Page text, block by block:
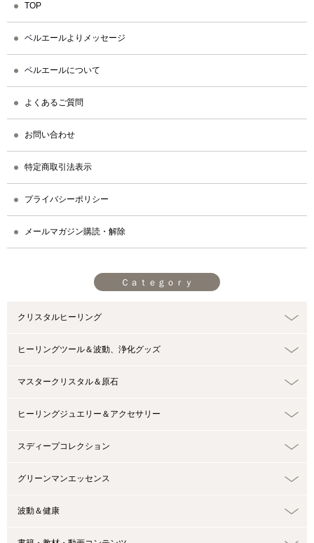
TOP
ベルエールよりメッセージ
ベルエールについて
よくあるご質問
お問い合わせ
特定商取引法表示
プライバシーポリシー
メールマガジン購読・解除
Ｃａｔｅｇｏｒｙ
クリスタルヒーリング
ヒーリングツール＆波動、浄化グッズ
マスタークリスタル＆原石
ヒーリングジュエリー＆アクセサリー
スディープコレクション
グリーンマンエッセンス
波動＆健康